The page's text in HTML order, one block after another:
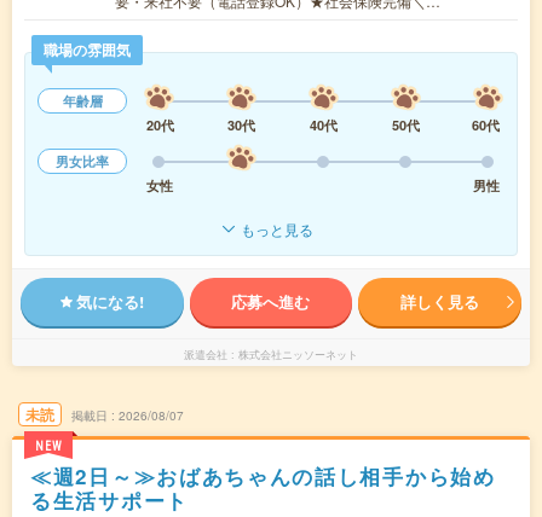
職場の雰囲気
年齢層
20代
30代 40代 50代
60代
男女比率
女性
男性
もっと見る
気になる! 応募へ進む 詳しく見る
派遣会社 株式会社ニッソーネット
未読
NEW
掲載日 2026/08/07
≪週2日～≫おばあちゃんの話し相手から始め
る生活サポート